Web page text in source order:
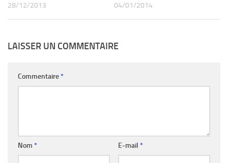
28/12/2013 04/01/2014
LAISSER UN COMMENTAIRE
Commentaire*
Nom * E-mail *